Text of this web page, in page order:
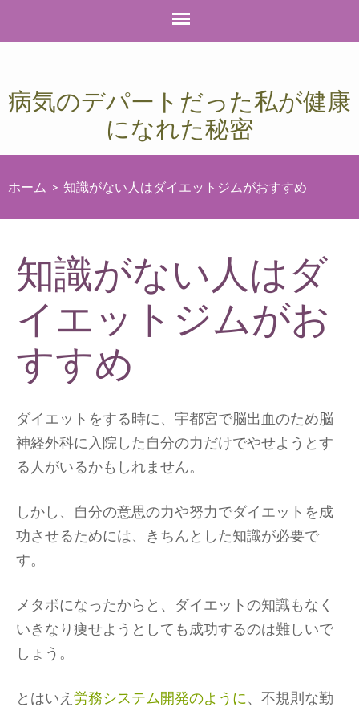
病気のデパートだった私が健康
になれた秘密
ホーム > 知識がない人はダイエットジムがおすすめ
知識がない人はダ
イエットジムがお
すすめ
ダイエットをする時に、宇都宮で脳出血のため脳
神経外科に入院した自分の力だけでやせようとす
る人がいるかもしれません。
しかし、自分の意思の力や努力でダイエットを成
功させるためには、きちんとした知識が必要で
す。
メタボになったからと、ダイエットの知識もなく
いきなり痩せようとしても成功するのは難しいで
しょう。
とはいえ 労務システム開発のように、不規則な勤